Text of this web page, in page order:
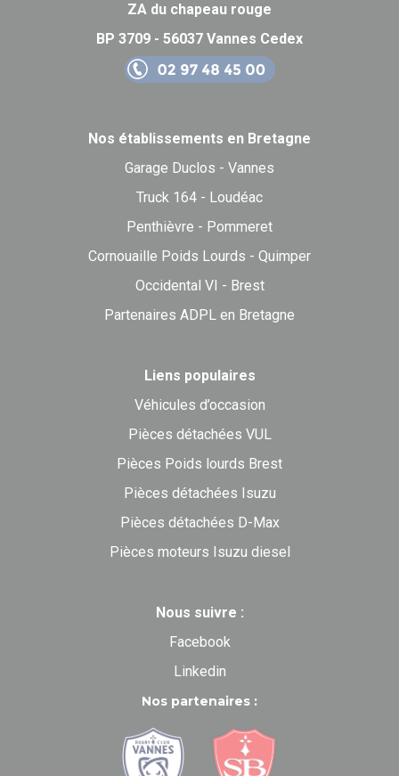
ZA du chapeau rouge
BP 3709 - 56037 Vannes Cedex
Nos établissements en Bretagne
Garage Duclos - Vannes
Truck 164 - Loudéac
Penthièvre - Pommeret
Cornouaille Poids Lourds - Quimper
Occidental VI - Brest
Partenaires ADPL en Bretagne
Liens populaires
Véhicules d’occasion
Pièces détachées VUL
Pièces Poids lourds Brest
Pièces détachées Isuzu
Pièces détachées D-Max
Pièces moteurs Isuzu diesel
Nous suivre :
Facebook
Linkedin
Nos partenaires :